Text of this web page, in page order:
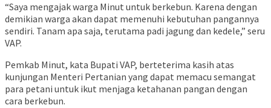
“Saya mengajak warga Minut untuk berkebun. Karena dengan
demikian warga akan dapat memenuhi kebutuhan pangannya
sendiri. Tanam apa saja, terutama padi jagung dan kedele,” seru
VAP.
Pemkab Minut, kata Bupati VAP, berteterima kasih atas
kunjungan Menteri Pertanian yang dapat memacu semangat
para petani untuk ikut menjaga ketahanan pangan dengan
cara berkebun.